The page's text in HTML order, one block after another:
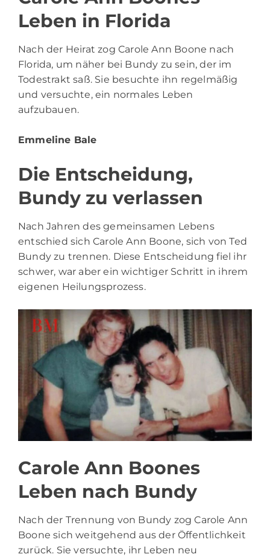
Leben in Florida
Nach der Heirat zog Carole Ann Boone nach
Florida, um näher bei Bundy zu sein, der im
Todestrakt saß. Sie besuchte ihn regelmäßig
und versuchte, ein normales Leben
aufzubauen.
Emmeline Bale
Die Entscheidung,
Bundy zu verlassen
Nach Jahren des gemeinsamen Lebens
entschied sich Carole Ann Boone, sich von Ted
Bundy zu trennen. Diese Entscheidung fiel ihr
schwer, war aber ein wichtiger Schritt in ihrem
eigenen Heilungsprozess.
Carole Ann Boones
Leben nach Bundy
Nach der Trennung von Bundy zog Carole Ann
Boone sich weitgehend aus der Öffentlichkeit
zurück. Sie versuchte, ihr Leben neu